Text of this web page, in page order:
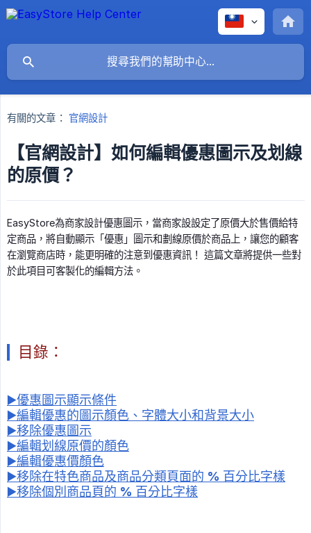
有關的文章： 官網設計
【官網設計】如何編輯優惠圖示及划線
的原價？
EasyStore為商家設計優惠圖示，當商家設設定了原價大於售價給特
定商品，將自動顯示「優惠」圖示和劃線原價於商品上，讓您的顧客
在瀏覽商店時，能更明確的注意到優惠資訊！ 這篇文章將提供一些對
於此項目可客製化的編輯方法。
目錄：
▶️優惠圖示顯示條件
▶️編輯優惠的圖示顏色、字體大小和背景大小
▶️移除優惠圖示
▶️編輯划線原價的顏色
▶️編輯優惠價顏色
▶️移除在特色商品及商品分類頁面的 % 百分比字樣
▶️移除個別商品頁的 % 百分比字樣